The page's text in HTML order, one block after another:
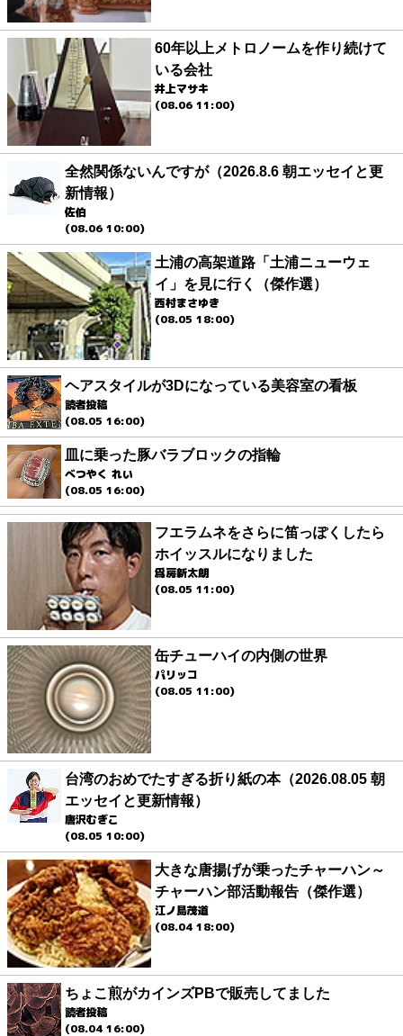
60年以上メトロノームを作り続けて
いる会社
井上マサキ
(08.06 11:00)
全然関係ないんですが（2026.8.6 朝エッセイと更
新情報）
佐伯
(08.06 10:00)
土浦の高架道路「土浦ニューウェ
イ」を見に行く（傑作選）
西村まさゆき
(08.05 18:00)
ヘアスタイルが3Dになっている美容室の看板
読者投稿
(08.05 16:00)
皿に乗った豚バラブロックの指輪
べつやく れい
(08.05 16:00)
フエラムネをさらに笛っぽくしたら
ホイッスルになりました
爲房新太朗
(08.05 11:00)
缶チューハイの内側の世界
パリッコ
(08.05 11:00)
台湾のおめでたすぎる折り紙の本（2026.08.05 朝
エッセイと更新情報）
唐沢むぎこ
(08.05 10:00)
大きな唐揚げが乗ったチャーハン～
チャーハン部活動報告（傑作選）
江ノ島茂道
(08.04 18:00)
ちょこ煎がカインズPBで販売してました
読者投稿
(08.04 16:00)